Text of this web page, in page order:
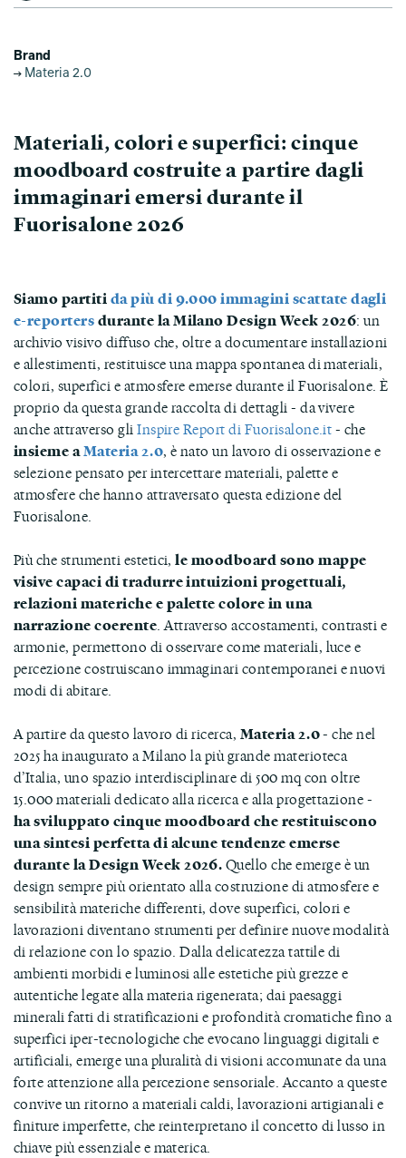
Brand
Materia 2.0
Materiali, colori e superfici: cinque
moodboard costruite a partire dagli
immaginari emersi durante il
Fuorisalone 2026
Siamo partiti da più di 9.000 immagini scattate dagli
e-reportersdurante la Milano Design Week 2026: un
archivio visivo diffuso che, oltre a documentare installazioni
e allestimenti, restituisce una mappa spontanea di materiali,
colori, superfici e atmosfere emerse durante il Fuorisalone. È
proprio da questa grande raccolta di dettagli - da vivere
anche attraverso gliInspire Report di Fuorisalone.it- che
insieme aMateria 2.0, è nato un lavoro di osservazione e
selezione pensato per intercettare materiali, palette e
atmosfere che hanno attraversato questa edizione del
Fuorisalone.
Più che strumenti estetici,le moodboard sono mappe
visive capaci di tradurre intuizioni progettuali,
relazioni materiche e palette colore in una
narrazione coerente. Attraverso accostamenti, contrasti e
armonie, permettono di osservare come materiali, luce e
percezione costruiscano immaginari contemporanei e nuovi
modi di abitare.
A partire da questo lavoro di ricerca, Materia 2.0- che nel
2025 ha inaugurato a Milano la più grande materioteca
d’Italia, uno spazio interdisciplinare di 500 mq con oltre
15.000 materiali dedicato alla ricerca e alla progettazione -
ha sviluppato cinque moodboard che restituiscono
una sintesi perfetta di alcune tendenze emerse
durante la Design Week 2026.Quello che emerge è un
design sempre più orientato alla costruzione di atmosfere e
sensibilità materiche differenti, dove superfici, colori e
lavorazioni diventano strumenti per definire nuove modalità
di relazione con lo spazio. Dalla delicatezza tattile di
ambienti morbidi e luminosi alle estetiche più grezze e
autentiche legate alla materia rigenerata; dai paesaggi
minerali fatti di stratificazioni e profondità cromatiche fino a
superfici iper-tecnologiche che evocano linguaggi digitali e
artificiali, emerge una pluralità di visioni accomunate da una
forte attenzione alla percezione sensoriale. Accanto a queste
convive un ritorno a materiali caldi, lavorazioni artigianali e
finiture imperfette, che reinterpretano il concetto di lusso in
chiave più essenziale e materica.